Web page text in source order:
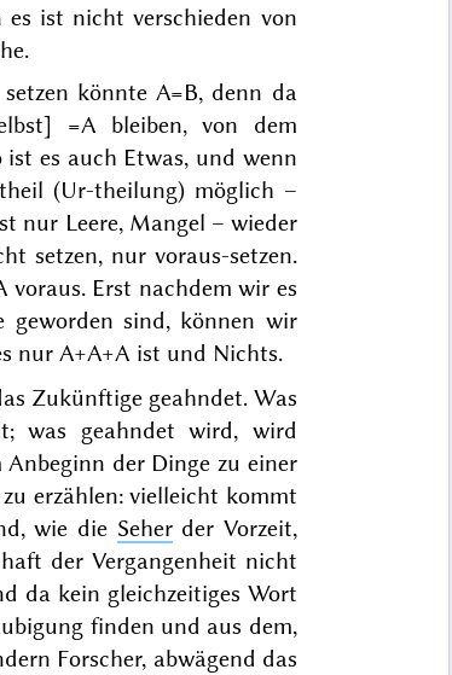
ist nicht verschieden von
könnte A=B, denn da
=A bleiben, von dem
es auch Etwas, und wenn
(Ur-theilung) möglich –
nur Leere, Mangel – wieder
setzen, nur voraus-setzen.
voraus. Erst nachdem wir es
geworden sind, können wir
nur A+A+A ist und Nichts.
Zukünftige geahndet. Was
was geahndet wird, wird
der Dinge zu einer
erzählen: vielleicht kommt
wie die Seherder Vorzeit,
der Vergangenheit nicht
da kein gleichzeitiges Wort
finden und aus dem,
Forscher, abwägend das